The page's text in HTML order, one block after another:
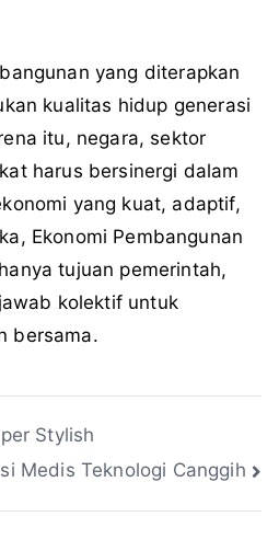
yang diterapkan
kualitas hidup generasi
itu, negara, sektor
harus bersinergi dalam
yang kuat, adaptif,
Ekonomi Pembangunan
tujuan pemerintah,
kolektif untuk
bersama.
Stylish
Medis Teknologi Canggih